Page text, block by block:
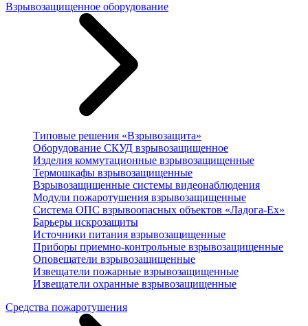
Взрывозащищенное оборудование
Типовые решения «Взрывозащита»
Оборудование СКУД взрывозащищенное
Изделия коммутационные взрывозащищенные
Термошкафы взрывозащищенные
Взрывозащищенные системы видеонаблюдения
Модули пожаротушения взрывозащищенные
Система ОПС взрывоопасных объектов «Ладога-Ex»
Барьеры искрозащиты
Источники питания взрывозащищенные
Приборы приемно-контрольные взрывозащищенные
Оповещатели взрывозащищенные
Извещатели пожарные взрывозащищенные
Извещатели охранные взрывозащищенные
Средства пожаротушения